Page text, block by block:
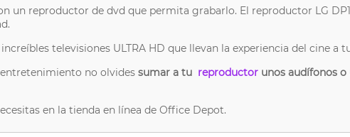
un reproductor de dvd que permita grabarlo. El reproductor LG
televisiones ULTRA HD que llevan la experiencia del cine a
no olvides sumar a tu reproductor unos audífonos o
en la tienda en línea de Office Depot.